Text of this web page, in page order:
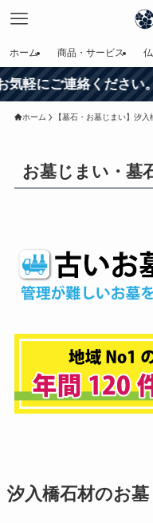
ホーム 商品・サービス
ください。
ホーム 【墓石・お墓じまい】汐
お墓じまい・墓
汐入橋石材のお